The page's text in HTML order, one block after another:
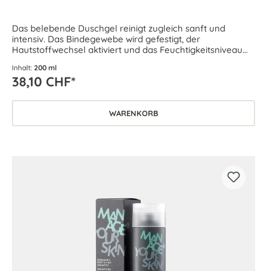
Das belebende Duschgel reinigt zugleich sanft und
intensiv. Das Bindegewebe wird gefestigt, der
Hautstoffwechsel aktiviert und das Feuchtigkeitsniveau
Inhalt: 200 ml
38,10 CHF*
WARENKORB